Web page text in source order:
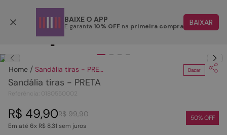
BAIXE O APP
E garanta 10% OFF na primeira compra BAIXAR
Sandália tiras - PRETA Bazar
Sandália tiras - PRETA
R$ 99,90
R$ 49,90
Em até6x R$ 8,31 sem juros
50% OFF
1º
2º
tenis
4º
rasteira
5º
sandalia